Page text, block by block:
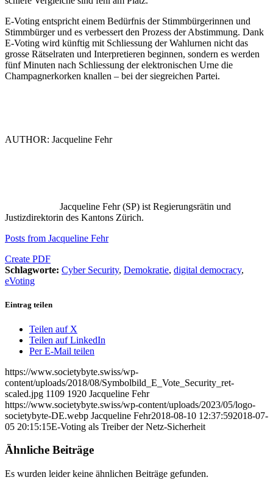
E-Voting entspricht einem Bedürfnis der Stimmbürgerinnen und
Stimmbürger und es verbessert den Prozess der Abstimmung. Dank
E-Voting wird künftig mit Schliessung der Wahlurnen nicht das
grosse Rätselraten und Interpretieren beginnen, sondern es werden
fünf Minuten nach Schliessung der elektronischen Urne die
Champagnerkorken knallen – bei der siegreichen Partei.
AUTHOR: Jacqueline Fehr
Jacqueline Fehr (SP) ist Regierungsrätin und
Justizdirektorin des Kantons Zürich.
Posts from Jacqueline Fehr
Create PDF
Schlagworte: Cyber Security, Demokratie, digital democracy,
eVoting
Eintrag teilen
Teilen auf X
Teilen auf LinkedIn
Per E-Mail teilen
https://www.societybyte.swiss/wp-
content/uploads/2018/08/Symbolbild_E_Vote_Security_ret-
scaled.jpg 1109 1920 Jacqueline Fehr
https://www.societybyte.swiss/wp-content/uploads/2023/05/logo-
societybyte-DE.webp Jacqueline Fehr2018-08-10 12:37:592018-07-
05 20:15:15E-Voting als Treiber der Netz-Sicherheit
Ähnliche Beiträge
Es wurden leider keine ähnlichen Beiträge gefunden.